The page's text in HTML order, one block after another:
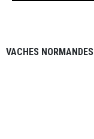
VACHES NORMANDES